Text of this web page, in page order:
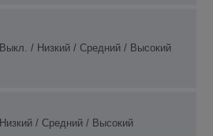
Выкл. / Низкий / Средний / Высокий
Низкий / Средний / Высокий